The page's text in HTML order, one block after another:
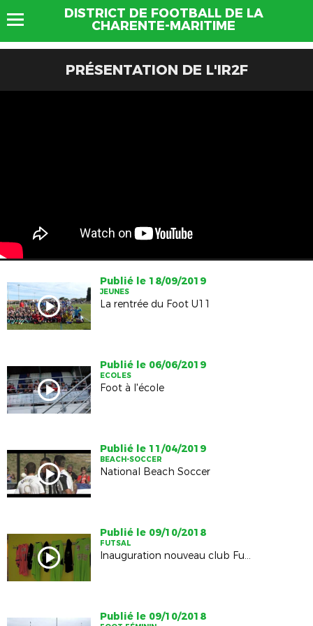
DISTRICT DE FOOTBALL DE LA
CHARENTE-MARITIME
PRÉSENTATION DE L'IR2F
Publié le 18/09/2019
JEUNES
La rentrée du Foot U11
Publié le 06/06/2019
ECOLES
Foot à l'école
Publié le 11/04/2019
BEACH-SOCCER
National Beach Soccer
Publié le 09/10/2018
FUTSAL
Inauguration nouveau club Futsal, l'AS Futsal des 2 Chtes
Publié le 09/10/2018